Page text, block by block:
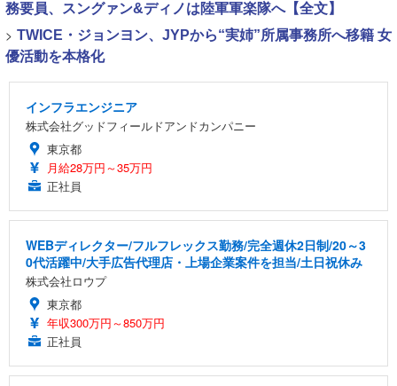
務要員、スングァン&ディノは陸軍軍楽隊へ【全文】
> TWICE・ジョンヨン、JYPから“実姉”所属事務所へ移籍 女
優活動を本格化
インフラエンジニア
株式会社グッドフィールドアンドカンパニー
東京都
月給28万円～35万円
正社員
WEBディレクター/フルフレックス勤務/完全週休2日制/20～3
0代活躍中/大手広告代理店・上場企業案件を担当/土日祝休み
株式会社ロウプ
東京都
年収300万円～850万円
正社員